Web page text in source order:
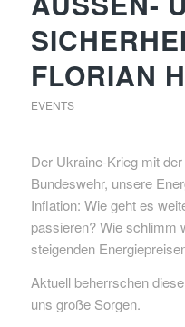
LORIAN
EVENTS
Der Ukraine-Krieg mit
Bundeswehr, unsere
Inflation: Wie geht es
passieren? Wie schlimm
steigenden
Aktuell beherrschen
uns große Sorgen.